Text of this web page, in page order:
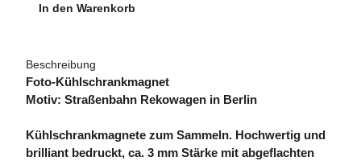
In den Warenkorb
Beschreibung
Foto-Kühlschrankmagnet
Motiv: Straßenbahn Rekowagen in Berlin
Kühlschrankmagnete zum Sammeln. Hochwertig und
brilliant bedruckt, ca. 3 mm Stärke mit abgeflachten